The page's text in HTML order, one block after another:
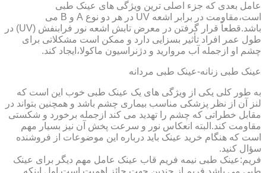
عامل بعدی که جزء اصلی ترین ویژگی های عینک طبی
است،مقاومت در برابر اشعه UV در هر دو نوع A و B می
باشد.قطعاً قرار گرفتن در معرض تابش اشعه نور فرابنفش (UV) در
طول عمر افراد تأثیر بسزایی دارد و ممکن است مشکلاتی برای
چشم او ازجمله آب مروارید و دژنراسیون ماکولا،ایجاد کند.
عینک طبی زنانه-عینک طبی مردانه
به طور کلی یکی از ویژگی های یک عینک طبی خوب این است که
لنز آن از نظر پزشکی مناسب بیماری چشم باشد و همچنین بتواند در
مقابل خطراتی که چشم را تهدید می کند ازجمله برخورد و شکستی
مقاومت کند.البته انعکاس نور و سرعت پخش آن نیز بسیار مهم
است که هنگام خرید عینک باید درباره این موضوعات از فروشنده
سؤال کنید.
فریم:عینک طبی نیمه فریم قاب عینک عامل مهم دیگر برای عینک